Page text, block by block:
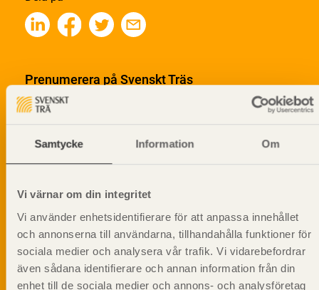
Samtycke Information Om
Vi värnar om din integritet
Vi använder enhetsidentifierare för att anpassa innehållet
och annonserna till användarna, tillhandahålla funktioner för
sociala medier och analysera vår trafik. Vi vidarebefordrar
även sådana identifierare och annan information från din
enhet till de sociala medier och annons- och analysföretag
Prenumerera på Svenskt Träs
informationsutskick!